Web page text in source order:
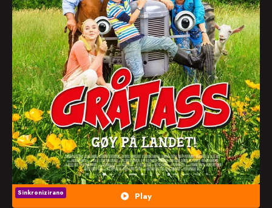
Popularno
Nasumično
Favorites
Play
Sinkronizirano